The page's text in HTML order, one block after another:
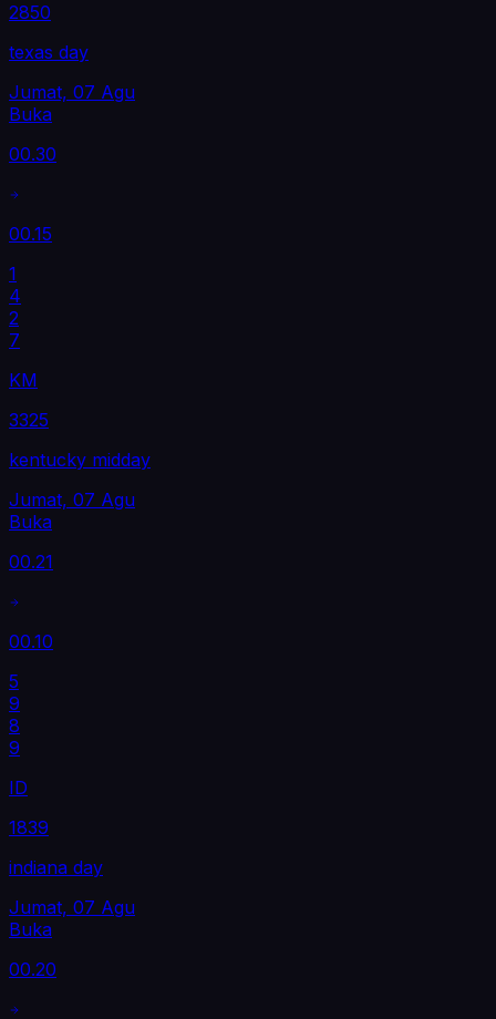
2850
texas day
Jumat, 07 Agu
Buka
00.30
00.15
1
4
2
7
KM
3325
kentucky midday
Jumat, 07 Agu
Buka
00.21
00.10
5
9
8
9
ID
1839
indiana day
Jumat, 07 Agu
Buka
00.20